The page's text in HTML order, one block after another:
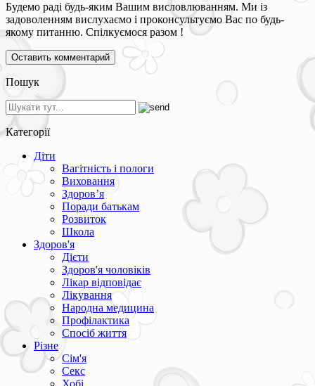
Будемо раді будь-яким Вашим висловлюванням. Ми із
задоволенням вислухаємо і проконсультуємо Вас по будь-
якому питанню. Спілкуємося разом !
Пошук
Категорії
Діти
Вагітність і пологи
Виховання
Здоров’я
Поради батькам
Розвиток
Школа
Здоров'я
Дієти
Здоров'я чоловіків
Лікар відповідає
Лікування
Народна медицина
Профілактика
Спосіб життя
Різне
Сім'я
Секс